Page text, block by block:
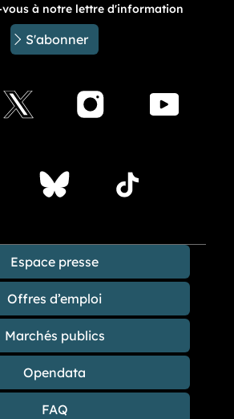
à notre lettre d'information
S'abonner
X Instagram
BlueskyTikTok
Espace presse
Offres d’emploi
Marchés publics
Opendata
FAQ